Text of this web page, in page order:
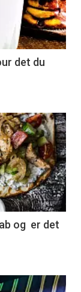
det du
og er det